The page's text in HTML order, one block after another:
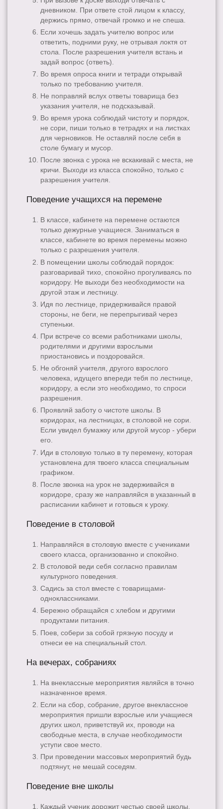
дневником. При ответе стой лицом к классу,
держись прямо, отвечай громко и не спеша.
Если хочешь задать учителю вопрос или
ответить, подними руку, не отрывая локтя от
стола. После разрешения учителя встань и
задай вопрос (ответь).
Во время опроса книги и тетради открывай
только по требованию учителя.
Не поправляй вслух ответы товарища без
указания учителя, не подсказывай.
Во время урока соблюдай чистоту и порядок,
не сори, пиши только в тетрадях и на листках
для черновиков. Не оставляй после себя в
столе бумагу и мусор.
После звонка с урока не вскакивай с места, не
кричи. Выходи из класса спокойно, только с
разрешения учителя.
Поведение учащихся на перемене
В классе, кабинете на перемене остаются
только дежурные учащиеся. Заниматься в
классе, кабинете во время перемены можно
только с разрешения учителя.
В помещении школы соблюдай порядок:
разговаривай тихо, спокойно прогуливаясь по
коридору. Не выходи без необходимости на
другой этаж и лестницу.
Идя по лестнице, придерживайся правой
стороны, не беги, не перепрыгивай через
ступеньки.
При встрече со всеми работниками школы,
родителями и другими взрослыми
приостановись и поздоровайся.
Не обгоняй учителя, другого взрослого
человека, идущего впереди тебя по лестнице,
коридору, а если это необходимо, то спроси
разрешения.
Проявляй заботу о чистоте школы. В
коридорах, на лестницах, в столовой не сори.
Если увидел бумажку или другой мусор - убери
его.
Иди в столовую только в ту перемену, которая
установлена для твоего класса специальным
графиком.
После звонка на урок не задерживайся в
коридоре, сразу же направляйся в указанный в
расписании кабинет и готовься к уроку.
Поведение в столовой
Направляйся в столовую вместе с учениками
своего класса, организованно и спокойно.
В столовой веди себя согласно правилам
культурного поведения.
Садись за стол вместе с товарищами-
одноклассниками.
Бережно обращайся с хлебом и другими
продуктами питания.
Поев, собери за собой грязную посуду и
отнеси ее на специальный стол.
На вечерах, собраниях
На внеклассные мероприятия являйся в точно
назначенное время.
Если на сбор, собрание, другое внеклассное
мероприятия пришли взрослые или учащиеся
других школ, приветствуй их, проводи на
свободные места, в случае необходимости
уступи свое место.
При проведении массовых мероприятий будь
подтянут, не мешай соседям.
Поведение вне школы
Каждый ученик дорожит честью своей школы,